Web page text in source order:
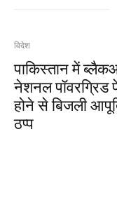
विदेश
पाकिस्तान में
नेशनल
होने से बिजली
ठप्प